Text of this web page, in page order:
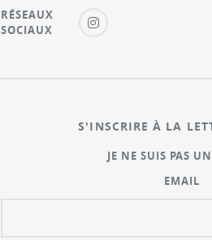
RÉSEAUX
SOCIAUX
S'INSCRIRE À LA
JE NE SUIS PAS
EMAIL